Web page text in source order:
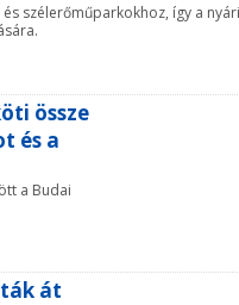
szélerőműparkokhoz, így a
össze
és a
a Budai
át